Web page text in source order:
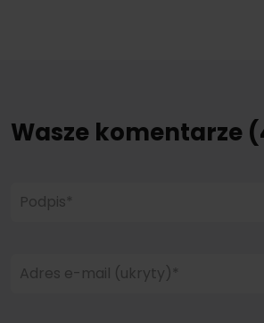
Wasze komentarze
Podpis*
Adres e-mail (ukryty)*